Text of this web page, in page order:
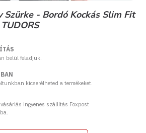
Szürke - Bordó Kockás Slim Fit
belül feladjuk.
kicserélheted a termékeket.
ingyenes szállítás Foxpost